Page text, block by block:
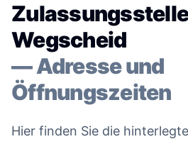
Zulassungsstelle
Wegscheid
— Adresse und
Öffnungszeiten
Hier finden Sie die